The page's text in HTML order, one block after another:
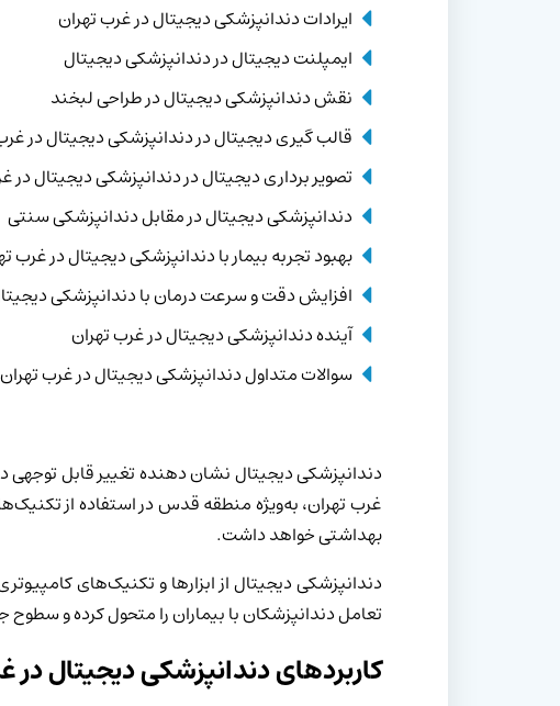
ایرادات دندانپزشکی دیجیتال در غرب تهران
ایمپلنت دیجیتال در دندانپزشکی دیجیتال
نقش دندانپزشکی دیجیتال در طراحی لبخند
قالب گیری دیجیتال در دندانپزشکی دیجیتال در
تصویر برداری دیجیتال در دندانپزشکی دیجیتال در
دندانپزشکی دیجیتال در مقابل دندانپزشکی سنتی
بهبود تجربه بیمار با دندانپزشکی دیجیتال در غرب
افزایش دقت و سرعت درمان با دندانپزشکی
آینده دندانپزشکی دیجیتال در غرب تهران
سوالات متداول دندانپزشکی دیجیتال در غرب تهران
دندانپزشکی دیجیتال نشان دهنده تغییر قابل
غرب تهران، به‌ویژه منطقه قدس در استفاده از
بهداشتی خواهد داشت.
دندانپزشکی دیجیتال از ابزارها و تکنیک‌های
تعامل دندانپزشکان با بیماران را متحول کرده و سطوح
کاربردهای دندانپزشکی دیجیتال در